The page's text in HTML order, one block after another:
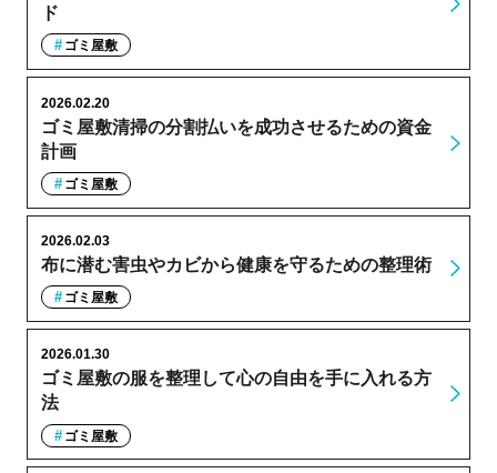
ド
ゴミ屋敷
ゴミ屋敷清掃の分割払いを成功させるための資金
計画
2026.02.20
ゴミ屋敷
布に潜む害虫やカビから健康を守るための整理術
2026.02.03
ゴミ屋敷
ゴミ屋敷の服を整理して心の自由を手に入れる方
法
2026.01.30
ゴミ屋敷